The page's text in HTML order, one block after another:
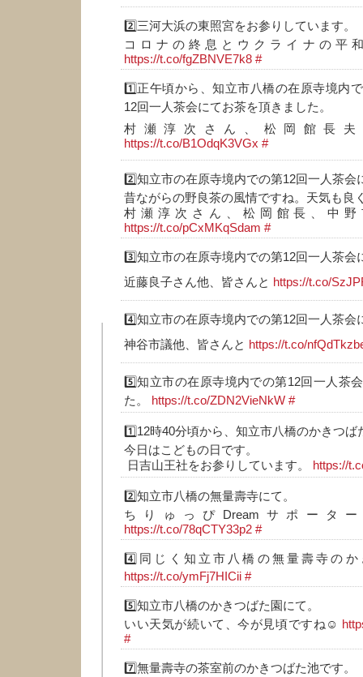
2️⃣三河大浜の東照宮をお参りしています。
コロナの終息とウクライナの平
https://t.co/fgZBNVE7k8 #
1️⃣正午頃から、知立市八橋の在原寺境内
12回一人茶会にてお茶を頂きました。
村瀬淳次さん、松岡館長
https://t.co/B1OdqK3VGx #
2️⃣知立市の在原寺境内での第12回一人茶会
昔ながらの野良茶の風情ですね。天気も良
村瀬淳次さん、松岡館長、中
https://t.co/pCxMKqSdam #
3️⃣知立市の在原寺境内での第12回一人茶会
近藤良子さん他、皆さんと https://t.co/
4️⃣知立市の在原寺境内での第12回一人茶会
神谷市議他、皆さんと https://t.co/
5️⃣知立市の在原寺境内での第12回一人茶
た。
https://t.co/ZDN2VieNkW #
1️⃣12時40分頃から、知立市八橋のかきつば
今日はこどもの日です。
日吉山王社をお参りしています。
https://
2️⃣知立市八橋の無量壽寺にて。
ちりゅっぴDreamサポータ
https://t.co/78qCTY33p2 #
4️⃣同じく知立市八橋の無量壽寺の
https://t.co/ymFj7HICii #
5️⃣知立市八橋のかきつばた園にて。
いい天気が続いて、今が見頃ですね☺️
#
7️⃣無量壽寺の茶室前のかきつばた池です。